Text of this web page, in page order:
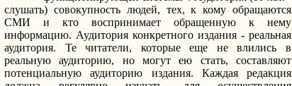
слушать) совокупность людей, тех, к кому обращаются
СМИ и кто воспринимает обращенную к нему
информацию. Аудитория конкретного издания - реальная
аудитория. Те читатели, которые еще не влились в
реальную аудиторию, но могут ею стать, составляют
потенциальную аудиторию издания. Каждая редакция